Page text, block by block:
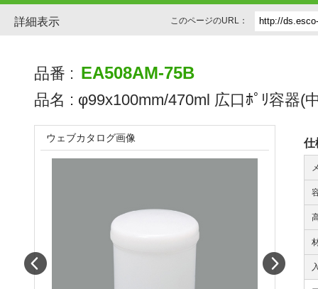
詳細表示 このページのURL：
品番 : EA508AM-75B
品名 : φ99x100mm/470ml 広口ﾎﾟﾘ容器(
仕
ウェブカタログ画像